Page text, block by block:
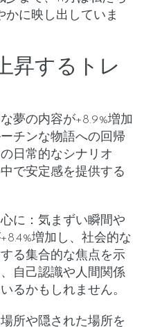
に映し出していま
昇するトレ
な夢の内容が+8.9%増加
チンな物語への回帰
日常的なシナリオ
で安定感を提供する
に ：気まずい瞬間や
増加し、社会的な
る集合的な焦点を示
自己認識や人間関係
るかもしれません。
場所や隠された場所を